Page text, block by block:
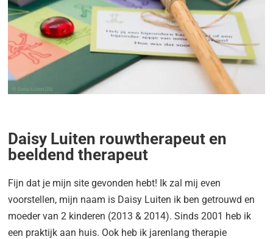
Daisy Luiten rouwtherapeut en
beeldend therapeut
Fijn dat je mijn site gevonden hebt! Ik zal mij even
voorstellen, mijn naam is Daisy Luiten ik ben getrouwd en
moeder van 2 kinderen (2013 & 2014). Sinds 2001 heb ik
een praktijk aan huis. Ook heb ik jarenlang therapie